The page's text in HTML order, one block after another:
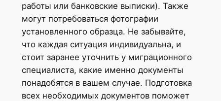
работы или банковские выписки). Также
могут потребоваться фотографии
установленного образца. Не забывайте,
что каждая ситуация индивидуальна, и
стоит заранее уточнить у миграционного
специалиста, какие именно документы
понадобятся в вашем случае. Подготовка
всех необходимых документов поможет